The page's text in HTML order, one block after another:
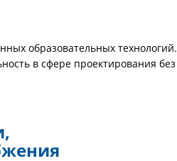
образовательных технологий.
в сфере проектирования без